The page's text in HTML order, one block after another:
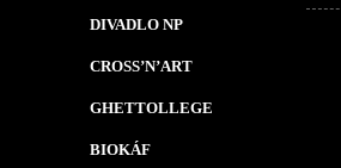
DIVADLO NP
CROSS’N’ART
GHETTOLLEGE
BIOKÁF